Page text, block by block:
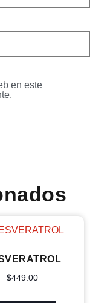
en este
$449.00